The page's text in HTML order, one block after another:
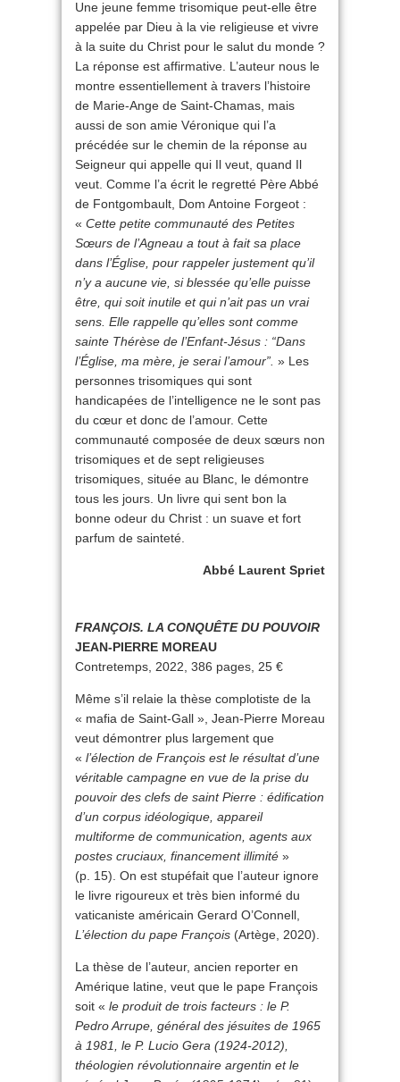
Une jeune femme trisomique peut-elle être
appelée par Dieu à la vie religieuse et vivre
à la suite du Christ pour le salut du monde ?
La réponse est affirmative. L’auteur nous le
montre essentiellement à travers l’histoire
de Marie-Ange de Saint-Chamas, mais
aussi de son amie Véronique qui l’a
précédée sur le chemin de la réponse au
Seigneur qui appelle qui Il veut, quand Il
veut. Comme l’a écrit le regretté Père Abbé
de Fontgombault, Dom Antoine Forgeot :
« Cette petite communauté des Petites
Sœurs de l’Agneau a tout à fait sa place
dans l’Église, pour rappeler justement qu’il
n’y a aucune vie, si blessée qu’elle puisse
être, qui soit inutile et qui n’ait pas un vrai
sens. Elle rappelle qu’elles sont comme
sainte Thérèse de l’Enfant-Jésus : “Dans
l’Église, ma mère, je serai l’amour”. » Les
personnes trisomiques qui sont
handicapées de l’intelligence ne le sont pas
du cœur et donc de l’amour. Cette
communauté composée de deux sœurs non
trisomiques et de sept religieuses
trisomiques, située au Blanc, le démontre
tous les jours. Un livre qui sent bon la
bonne odeur du Christ : un suave et fort
parfum de sainteté.
Abbé Laurent Spriet
FRANÇOIS. LA CONQUÊTE DU POUVOIR
JEAN-PIERRE MOREAU
Contretemps, 2022, 386 pages, 25 €
Même s’il relaie la thèse complotiste de la
« mafia de Saint-Gall », Jean-Pierre Moreau
veut démontrer plus largement que
« l’élection de François est le résultat d’une
véritable campagne en vue de la prise du
pouvoir des clefs de saint Pierre : édification
d’un corpus idéologique, appareil
multiforme de communication, agents aux
postes cruciaux, financement illimité »
(p. 15). On est stupéfait que l’auteur ignore
le livre rigoureux et très bien informé du
vaticaniste américain Gerard O’Connell,
L’élection du pape François (Artège, 2020).
La thèse de l’auteur, ancien reporter en
Amérique latine, veut que le pape François
soit « le produit de trois facteurs : le P.
Pedro Arrupe, général des jésuites de 1965
à 1981, le P. Lucio Gera (1924-2012),
théologien révolutionnaire argentin et le